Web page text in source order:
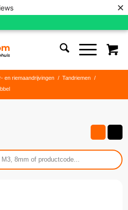
×
en riemaandrijvingen / Tandriemen
/